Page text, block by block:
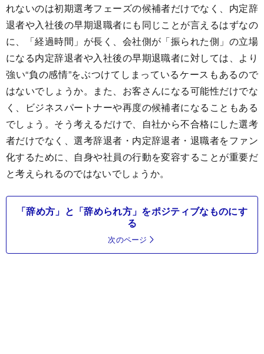
れないのは初期選考フェーズの候補者だけでなく、内定辞
退者や入社後の早期退職者にも同じことが言えるはずなの
に、「経過時間」が長く、会社側が「振られた側」の立場
になる内定辞退者や入社後の早期退職者に対しては、より
強い“負の感情”をぶつけてしまっているケースもあるので
はないでしょうか。また、お客さんになる可能性だけでな
く、ビジネスパートナーや再度の候補者になることもある
でしょう。そう考えるだけで、自社から不合格にした選考
者だけでなく、選考辞退者・内定辞退者・退職者をファン
化するために、自身や社員の行動を変容することが重要だ
と考えられるのではないでしょうか。
「辞め方」と「辞められ方」をポジティブなものにす
る
次のページ